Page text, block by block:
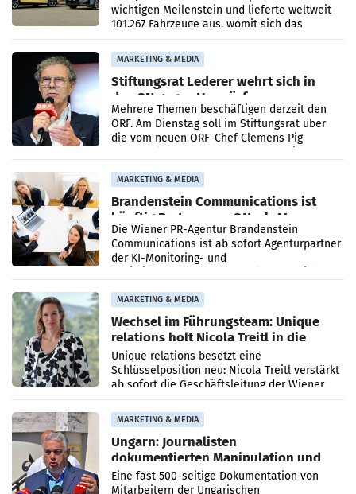
wichtigen Meilenstein und lieferte weltweit
101.267 Fahrzeuge aus, womit sich das
Ergebnis gegenüber Juli 2025 mehr als
verdoppelte (+102
MARKETING & MEDIA
Stiftungsrat Lederer wehrt sich in
den SN gegen Vorwürfe
Mehrere Themen beschäftigen derzeit den
ORF. Am Dienstag soll im Stiftungsrat über
die vom neuen ORF-Chef Clemens Pig
MARKETING & MEDIA
Brandenstein Communications ist
künftig Partner von OtterlyAI
Die Wiener PR-Agentur Brandenstein
Communications ist ab sofort Agenturpartner
der KI-Monitoring- und
MARKETING & MEDIA
Wechsel im Führungsteam: Unique
relations holt Nicola Treitl in die
Geschäftsleitung
Unique relations besetzt eine
Schlüsselposition neu: Nicola Treitl verstärkt
ab sofort die Geschäftsleitung der Wiener
PR-Agentur an der Seite von Josef Kalina und
Anna Kalina-Mahr.
MARKETING & MEDIA
Ungarn: Journalisten
dokumentierten Manipulation und
Zensur
Eine fast 500-seitige Dokumentation von
Mitarbeitern der Ungarischen